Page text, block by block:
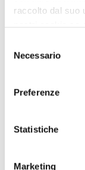
raccolto dal suo
delNecessario
Preferenze
Statistiche
Marketing